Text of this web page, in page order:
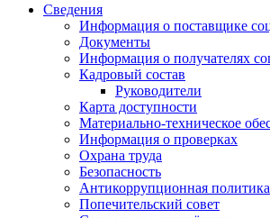
Сведения
Информация о поставщике
Документы
Информация о получателях
Кадровый состав
Руководители
Карта доступности
Материально-техническое
Информация о проверках
Охрана труда
Безопасность
Антикоррупционная политика
Попечительский совет